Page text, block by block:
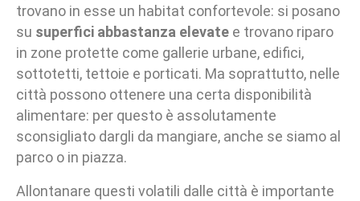
trovano in esse un habitat confortevole: si posano
su superfici abbastanza elevate e trovano riparo
in zone protette come gallerie urbane, edifici,
sottotetti, tettoie e porticati. Ma soprattutto, nelle
città possono ottenere una certa disponibilità
alimentare: per questo è assolutamente
sconsigliato dargli da mangiare, anche se siamo al
parco o in piazza.
Allontanare questi volatili dalle città è importante